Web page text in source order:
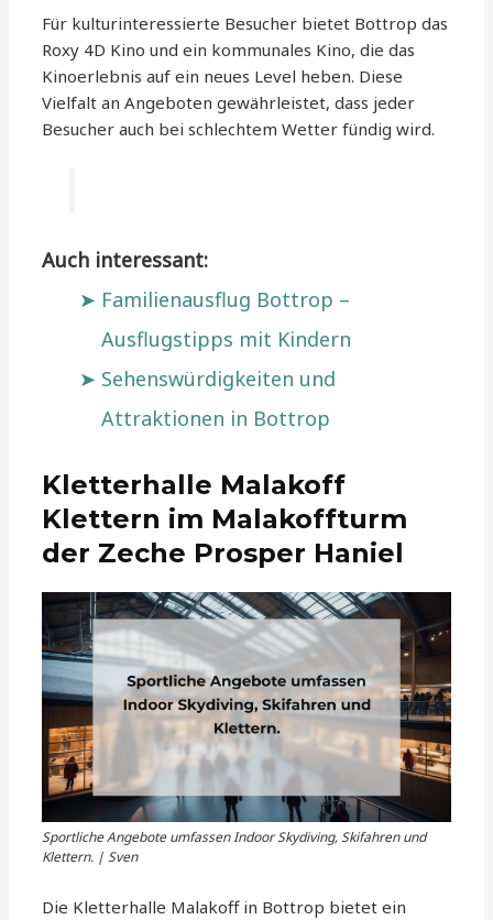
Für kulturinteressierte Besucher bietet Bottrop das
Roxy 4D Kino und ein kommunales Kino, die das
Kinoerlebnis auf ein neues Level heben. Diese
Vielfalt an Angeboten gewährleistet, dass jeder
Besucher auch bei schlechtem Wetter fündig wird.
Auch interessant:
Familienausflug Bottrop –
Ausflugstipps mit Kindern
Sehenswürdigkeiten und
Attraktionen in Bottrop
Kletterhalle Malakoff
Klettern im Malakoffturm
der Zeche Prosper Haniel
Sportliche Angebote umfassen Indoor Skydiving, Skifahren und
Klettern. | Sven
Die Kletterhalle Malakoff in Bottrop bietet ein